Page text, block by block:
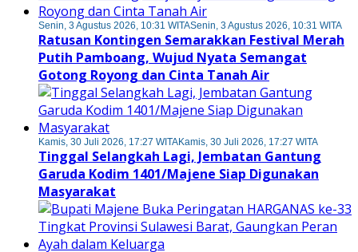
Senin, 3 Agustus 2026, 10:31 WITASenin, 3 Agustus 2026, 10:31 WITA
Ratusan Kontingen Semarakkan Festival Merah
Putih Pamboang, Wujud Nyata Semangat
Gotong Royong dan Cinta Tanah Air
Kamis, 30 Juli 2026, 17:27 WITAKamis, 30 Juli 2026, 17:27 WITA
Tinggal Selangkah Lagi, Jembatan Gantung
Garuda Kodim 1401/Majene Siap Digunakan
Masyarakat